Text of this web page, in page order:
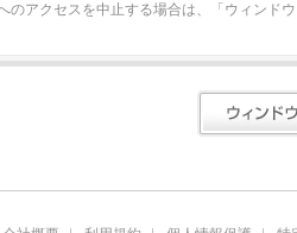
のアクセスを中止する場合は、「ウィンド